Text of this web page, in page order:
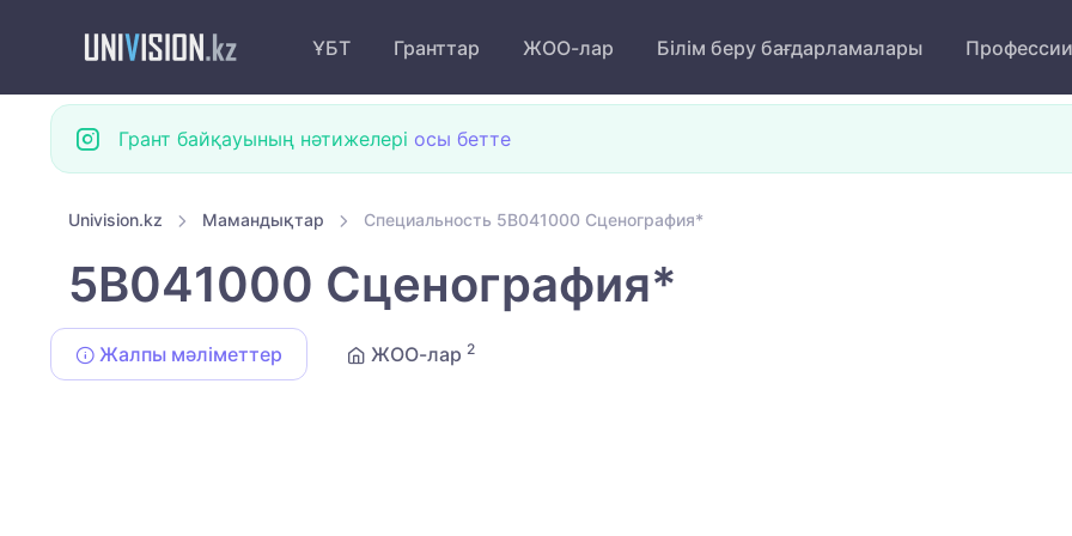
ҰБТ Гранттар ЖОО-лар Білім беру бағдарламалары Профессии
Грант байқауының нәтижелері осы бетте
Univision.kz Мамандықтар Специальность 5B041000 Сценография*
5B041000 Сценография*
Жалпы мәліметтер ЖОО-лар 2